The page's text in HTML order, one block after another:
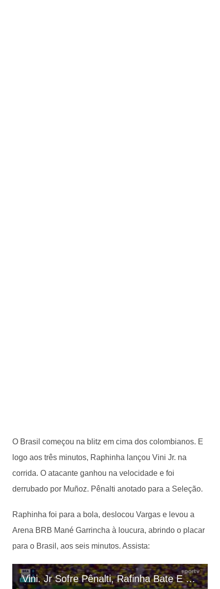
O Brasil começou na blitz em cima dos colombianos. E
logo aos três minutos, Raphinha lançou Vini Jr. na
corrida. O atacante ganhou na velocidade e foi
derrubado por Muñoz. Pênalti anotado para a Seleção.
Raphinha foi para a bola, deslocou Vargas e levou a
Arena BRB Mané Garrincha à loucura, abrindo o placar
para o Brasil, aos seis minutos. Assista: